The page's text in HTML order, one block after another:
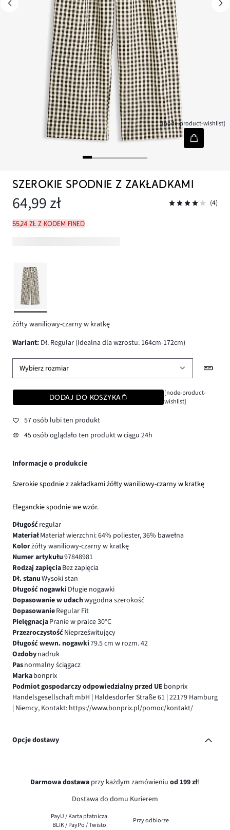
[node-product-wishlist]
SZEROKIE SPODNIE Z ZAKŁADKAMI
64,99 zł (4)
55,24 zł z kodem FINED
żółty waniliowy-czarny w kratkę
wariant: Dł. Regular (Idealna dla wzrostu: 164cm-172cm)
Wybierz rozmiar
DODAJ DO KOSZYKA
[node-product-
wishlist]
57 osób lubi ten produkt
45 osób oglądało ten produkt w ciągu 24h
Informacje o produkcie
Szerokie spodnie z zakładkami żółty waniliowy-czarny w kratkę
Eleganckie spodnie we wzór.
Długośćregular
MateriałMateriał wierzchni: 64% poliester, 36% bawełna
Kolorżółty waniliowy-czarny w kratkę
Numer artykułu97848981
Rodzaj zapięciaBez zapięcia
Dł. stanuWysoki stan
Długość nogawki Długie nogawki
Dopasowanie w udachwygodna szerokość
DopasowanieRegular Fit
PielęgnacjaPranie w pralce 30°C
PrzezroczystośćNieprześwitujący
Długość wewn. nogawki79.5 cm w rozm. 42
Ozdobynadruk
Pasnormalny ściągacz
Markabonprix
Podmiot gospodarczy odpowiedzialny przed UE bonprix
Handelsgesellschaft mbH | Haldesdorfer Straße 61 | 22179 Hamburg
| Niemcy, Kontakt: https://www.bonprix.pl/pomoc/kontakt/
Opcje dostawy
Darmowa dostawa przy każdym zamówieniu od 199 zł!
Dostawa do domu Kurierem
PayU / Karta płatnicza
BLIK / PayPo / Twisto
Przy odbiorze